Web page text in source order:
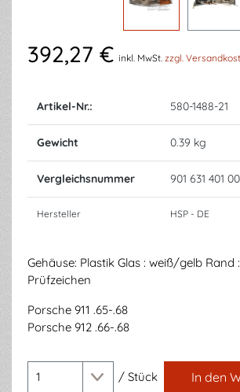
392,27 € inkl. MwSt. zzgl.
Artikel-Nr.: 580-1488-21
Gewicht 0.39 kg
Vergleichsnummer 901 631 401
Hersteller HSP - DE
Gehäuse: Plastik Glas : weiß/gelb Rand
Prüfzeichen
Porsche 911 .65-.68
Porsche 912 .66-.68
/ Stück In den